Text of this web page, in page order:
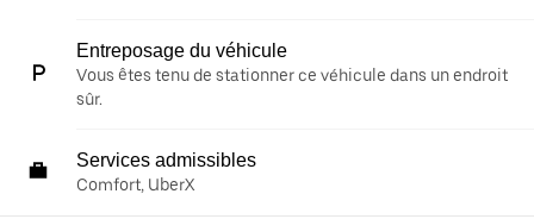
Entreposage du véhicule
Vous êtes tenu de stationner ce véhicule dans un endroit
sûr.
Services admissibles
Comfort, UberX